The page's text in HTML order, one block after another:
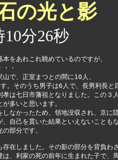
の光と影
10分26秒
をあれこれ眺めているのですが、
・
で、正室まつとの間に10人、
。そのうち男子は6人で、長男利長と
孝は七日市藩祖となりました。この３
多いと思います。
なかったため、領地没収され、京
自己を貫いた結果といえないことも
部分です。
在しました。その影の部分を背負わ
、利家の死の前年に生まれた子で、